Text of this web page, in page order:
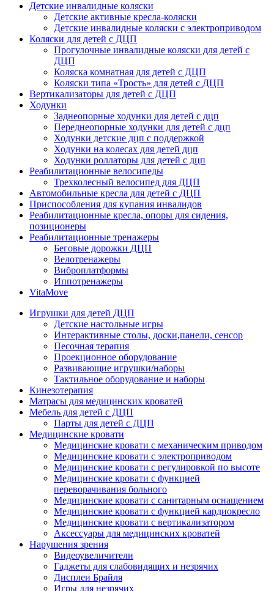
Детские инвалидные коляски
Детские активные кресла-коляски
Детские инвалидные коляски с электроприводом
Коляски для детей с ДЦП
Прогулочные инвалидные коляски для детей с
ДЦП
Коляска комнатная для детей с ДЦП
Коляски типа «Трость» для детей с ДЦП
Вертикализаторы для детей с ДЦП
Ходунки
Заднеопорные ходунки для детей с дцп
Переднеопорные ходунки для детей с дцп
Ходунки детские дцп с поддержкой
Ходунки на колесах для детей дцп
Ходунки роллаторы для детей с дцп
Реабилитационные велосипеды
Трехколесный велосипед для ДЦП
Автомобильные кресла для детей с ДЦП
Приспособления для купания инвалидов
Реабилитационные кресла, опоры для сидения,
позиционеры
Реабилитационные тренажеры
Беговые дорожки ДЦП
Велотренажеры
Виброплатформы
Иппотренажеры
VitaMove
Игрушки для детей ДЦП
Детские настольные игры
Интерактивные столы, доски,панели, сенсор
Песочная терапия
Проекционное оборудование
Развивающие игрушки/наборы
Тактильное оборудование и наборы
Кинезотерапия
Матрасы для медицинских кроватей
Мебель для детей с ДЦП
Парты для детей с ДЦП
Медицинские кровати
Медицинские кровати с механическим приводом
Медицинские кровати с электроприводом
Медицинские кровати с регулировкой по высоте
Медицинские кровати с функцией
переворачивания больного
Медицинские кровати с санитарным оснащением
Медицинские кровати с функцией кардиокресло
Медицинские кровати с вертикализатором
Аксессуары для медицинских кроватей
Нарушения зрения
Видеоувеличители
Гаджеты для слабовидящих и незрячих
Дисплеи Брайля
Игры для незрячих